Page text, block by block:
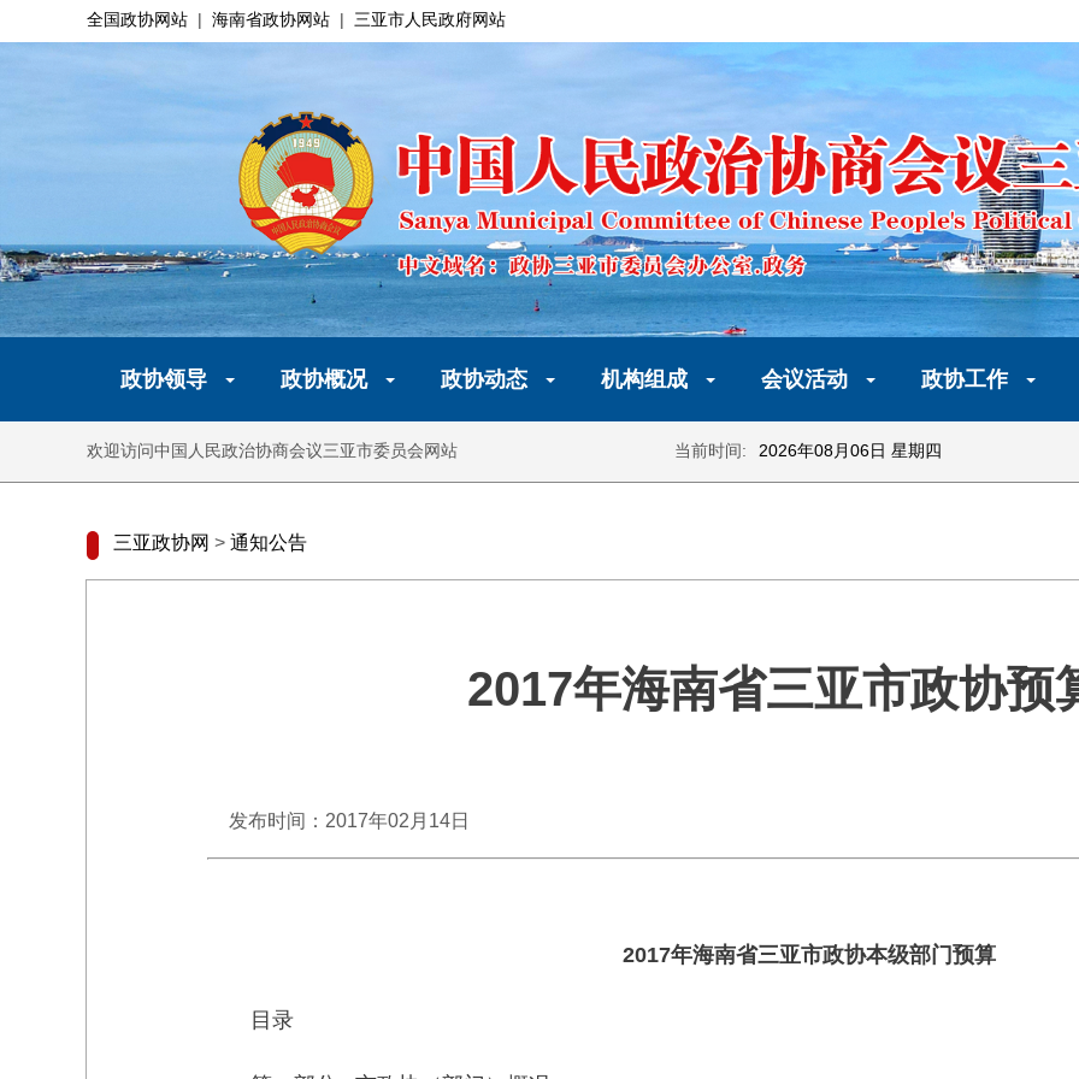
全国政协网站 | 海南省政协网站 | 三亚市人民政府网站
政协领导 政协概况 政协动态 机构组成 会议活动 政协工作
欢迎访问中国人民政治协商会议三亚市委员会网站 当前时间: 2026年08月06日 星期四
三亚政协网 > 通知公告
2017年海南省三亚市政协预
发布时间：2017年02月14日
2017年海南省三亚市政协本级部门预算
目录